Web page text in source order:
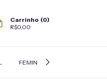
Carrinho (0)
R$0,00
FEMININO